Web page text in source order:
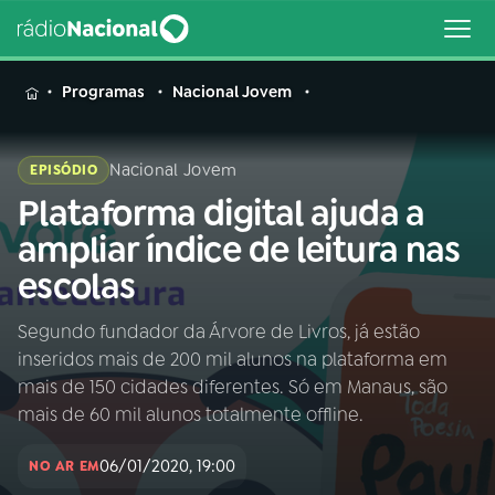
MENU
Buscar
na
Rádio
Nacional
Buscar
AO VIVO
INÍCIO
02A RÁDIO
Programas Nacional Jovem
EPISÓDIO Nacional Jovem
Plataforma digital ajuda a
ampliar índice de leitura nas
escolas
Segundo fundador da Árvore de Livros, já estão
inseridos mais de 200 mil alunos na plataforma em
mais de 150 cidades diferentes. Só em Manaus, são
mais de 60 mil alunos totalmente offline.
NO AR EM06/01/2020, 19:00